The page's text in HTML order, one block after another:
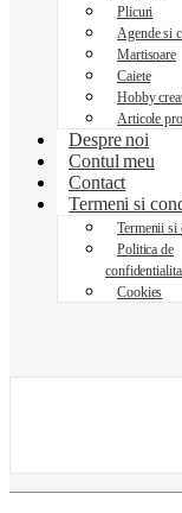
Plicuri
Agende si
Martisoare
Caiete
Hobby
Articole
Despre noi
Contul meu
Contact
Termeni si
Termenii si
Politica de
Cookies